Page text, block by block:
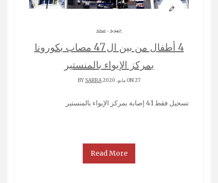
جهوية . صحة
4 أطفال من بين ال 47 مصاب بكورونا
بمركز الإيواء بالمنستير
ON 27 مايو، 2020 BY SARRA
تسجيل فقط 41 إصابة بمركز الإيواء بالمنستير
Read More